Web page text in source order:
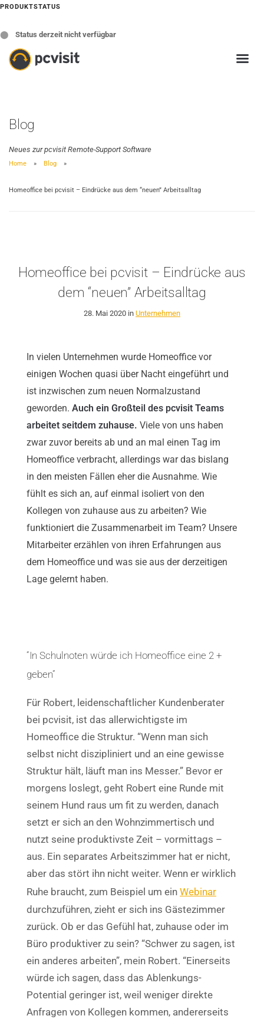
PRODUKTSTATUS
⬤ Status derzeit nicht verfügbar
Blog
Neues zur pcvisit Remote-Support Software
Home Blog
Homeoffice bei pcvisit – Eindrücke aus dem “neuen” Arbeitsalltag
Homeoffice bei pcvisit – Eindrücke aus
dem “neuen” Arbeitsalltag
28. Mai 2020 in Unternehmen
In vielen Unternehmen wurde Homeoffice vor
einigen Wochen quasi über Nacht eingeführt und
ist inzwischen zum neuen Normalzustand
geworden. Auch ein Großteil des pcvisit Teams
arbeitet seitdem zuhause. Viele von uns haben
zwar zuvor bereits ab und an mal einen Tag im
Homeoffice verbracht, allerdings war das bislang
in den meisten Fällen eher die Ausnahme. Wie
fühlt es sich an, auf einmal isoliert von den
Kollegen von zuhause aus zu arbeiten? Wie
funktioniert die Zusammenarbeit im Team? Unsere
Mitarbeiter erzählen von ihren Erfahrungen aus
dem Homeoffice und was sie aus der derzeitigen
Lage gelernt haben.
“In Schulnoten würde ich Homeoffice eine 2 +
geben”
Für Robert, leidenschaftlicher Kundenberater
bei pcvisit, ist das allerwichtigste im
Homeoffice die Struktur. “Wenn man sich
selbst nicht diszipliniert und an eine gewisse
Struktur hält, läuft man ins Messer.” Bevor er
morgens loslegt, geht Robert eine Runde mit
seinem Hund raus um fit zu werden, danach
setzt er sich an den Wohnzimmertisch und
nutzt seine produktivste Zeit – vormittags –
aus. Ein separates Arbeitszimmer hat er nicht,
aber das stört ihn nicht weiter. Wenn er wirklich
Ruhe braucht, zum Beispiel um ein Webinar
durchzuführen, zieht er sich ins Gästezimmer
zurück. Ob er das Gefühl hat, zuhause oder im
Büro produktiver zu sein? “Schwer zu sagen, ist
ein anderes arbeiten”, mein Robert. “Einerseits
würde ich sagen, dass das Ablenkungs-
Potential geringer ist, weil weniger direkte
Anfragen von Kollegen kommen, andererseits